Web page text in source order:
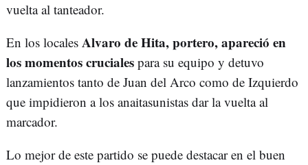
vuelta al tanteador.
En los locales Alvaro de Hita, portero, apareció en
los momentos cruciales para su equipo y detuvo
lanzamientos tanto de Juan del Arco como de Izquierdo
que impidieron a los anaitasunistas dar la vuelta al
marcador.
Lo mejor de este partido se puede destacar en el buen